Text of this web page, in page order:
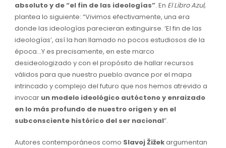
absoluto y de “el fin de las ideologías”. En El Libro Azul,
plantea lo siguiente: “Vivimos efectivamente, una era
donde las ideologías parecieran extinguirse. ‘El fin de las
ideologías’, así la han llamado no pocos estudiosos de la
época…Y es precisamente, en este marco
desideologizado y con el propósito de hallar recursos
válidos para que nuestro pueblo avance por el mapa
intrincado y complejo del futuro que nos hemos atrevido a
invocar un modelo ideológico autóctono y enraizado
en lo más profundo de nuestro origen y en el
subconsciente histórico del ser nacional”.
Autores contemporáneos como Slavoj Žižekargumentan